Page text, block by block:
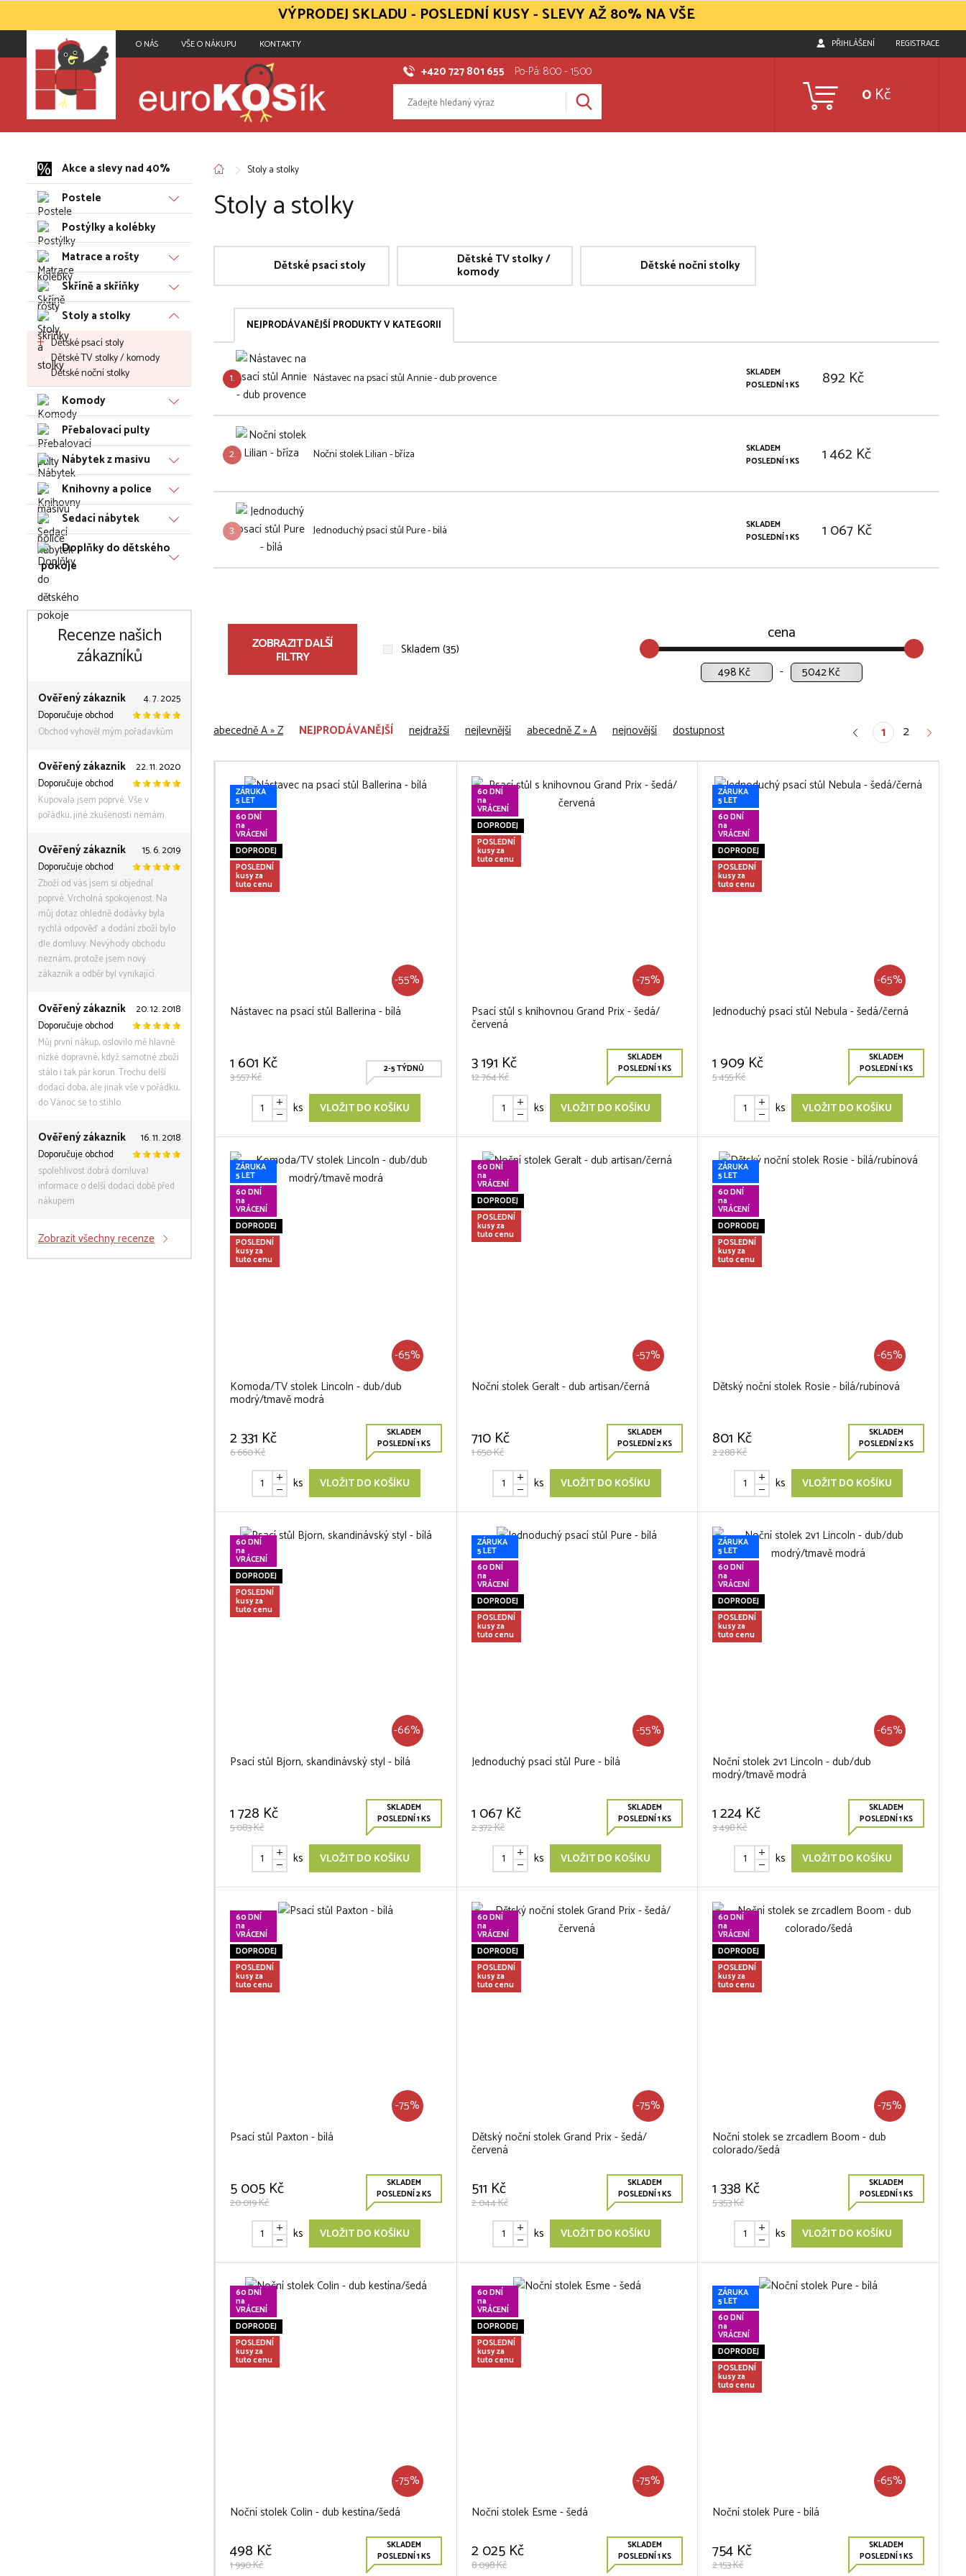
O NÁS VŠE O NÁKUPU KONTAKTY PŘIHLÁŠENÍ REGISTRACE
+420 727 801 655 Po-Pá: 8:00 - 15:00
0 Kč
Akce a slevy nad 40%
Postele
Postýlky a kolébky
Matrace a rošty
Skříně a skříňky
Stoly a stolky
Dětské psací stoly
Dětské TV stolky / komody
Dětské noční stolky
Komody
Přebalovací pulty
Nábytek z masivu
Knihovny a police
Sedací nábytek
Doplňky do dětského
pokoje
Recenze našich
zákazníků
Ověřený zákazník
4. 7. 2025
Doporučuje obchod
Obchod vyhověl mým pořadavkům.
Ověřený zákazník
22. 11. 2020
Doporučuje obchod
Kupovala jsem poprvé. Vše v
pořádku, jiné zkušenosti nemám.
Ověřený zákazník
15. 6. 2019
Doporučuje obchod
Zboží od vás jsem si objednal
poprvé. Vrcholná spokojenost. Na
můj dotaz ohledně dodávky byla
rychlá odpověď a dodání zboží bylo
dle domluvy. Nevýhody obchodu
neznám, protože jsem nový
zákazník a odběr byl vynikající.
Ověřený zákazník
20. 12. 2018
Doporučuje obchod
Můj první nákup, oslovilo mě hlavně
nízké dopravné, když samotné zboží
stálo i tak pár korun. Trochu delší
dodací doba, ale jinak vše v pořádku,
do Vánoc se to stihlo.
Ověřený zákazník
16. 11. 2018
Doporučuje obchod
spolehlivost dobrá domluva)
informace o delší dodací době před
nákupem
Zobrazit všechny recenze
Stoly a stolky
Stoly a stolky
Dětské psací stoly Dětské TV stolky /
komody Dětské noční stolky
NEJPRODÁVANĚJŠÍ PRODUKTY V KATEGORII
1. Nástavec na psací stůl Annie - dub provence
SKLADEM
POSLEDNÍ 1 KS
892 Kč
2. Noční stolek Lilian - bříza
SKLADEM
POSLEDNÍ 1 KS
1 462 Kč
3. Jednoduchý psací stůl Pure - bílá
SKLADEM
POSLEDNÍ 1 KS
1 067 Kč
ZOBRAZIT DALŠÍ
FILTRY Skladem (35)
cena
Kč Kč
abecedně A » Z NEJPRODÁVANĚJŠÍ nejdražší nejlevnější abecedně Z » A nejnovější dostupnost 1 2
ZÁRUKA
5 LET
60 DNÍ
na
VRÁCENÍ
DOPRODEJ
POSLEDNÍ
kusy za
tuto cenu
-55%
Nástavec na psací stůl Ballerina - bílá
1 601 Kč
3 557 Kč
2-5 TÝDNŮ
ks VLOŽIT DO KOŠÍKU
60 DNÍ
na
VRÁCENÍ
DOPRODEJ
POSLEDNÍ
kusy za
tuto cenu
-75%
Psací stůl s knihovnou Grand Prix - šedá/
červená
3 191 Kč
12 764 Kč
SKLADEM
POSLEDNÍ 1 KS
ks VLOŽIT DO KOŠÍKU
ZÁRUKA
5 LET
60 DNÍ
na
VRÁCENÍ
DOPRODEJ
POSLEDNÍ
kusy za
tuto cenu
-65%
Jednoduchý psací stůl Nebula - šedá/černá
1 909 Kč
5 455 Kč
SKLADEM
POSLEDNÍ 1 KS
ks VLOŽIT DO KOŠÍKU
ZÁRUKA
5 LET
60 DNÍ
na
VRÁCENÍ
DOPRODEJ
POSLEDNÍ
kusy za
tuto cenu
-65%
Komoda/TV stolek Lincoln - dub/dub
modrý/tmavě modrá
2 331 Kč
6 660 Kč
SKLADEM
POSLEDNÍ 1 KS
ks VLOŽIT DO KOŠÍKU
60 DNÍ
na
VRÁCENÍ
DOPRODEJ
POSLEDNÍ
kusy za
tuto cenu
-57%
Noční stolek Geralt - dub artisan/černá
710 Kč
1 650 Kč
SKLADEM
POSLEDNÍ 2 KS
ks VLOŽIT DO KOŠÍKU
ZÁRUKA
5 LET
60 DNÍ
na
VRÁCENÍ
DOPRODEJ
POSLEDNÍ
kusy za
tuto cenu
-65%
Dětský noční stolek Rosie - bílá/rubínová
801 Kč
2 288 Kč
SKLADEM
POSLEDNÍ 2 KS
ks VLOŽIT DO KOŠÍKU
60 DNÍ
na
VRÁCENÍ
DOPRODEJ
POSLEDNÍ
kusy za
tuto cenu
-66%
Psací stůl Bjorn, skandinávský styl - bílá
1 728 Kč
5 083 Kč
SKLADEM
POSLEDNÍ 1 KS
ks VLOŽIT DO KOŠÍKU
ZÁRUKA
5 LET
60 DNÍ
na
VRÁCENÍ
DOPRODEJ
POSLEDNÍ
kusy za
tuto cenu
-55%
Jednoduchý psací stůl Pure - bílá
1 067 Kč
2 372 Kč
SKLADEM
POSLEDNÍ 1 KS
ks VLOŽIT DO KOŠÍKU
ZÁRUKA
5 LET
60 DNÍ
na
VRÁCENÍ
DOPRODEJ
POSLEDNÍ
kusy za
tuto cenu
-65%
Noční stolek 2v1 Lincoln - dub/dub
modrý/tmavě modrá
1 224 Kč
3 498 Kč
SKLADEM
POSLEDNÍ 1 KS
ks VLOŽIT DO KOŠÍKU
60 DNÍ
na
VRÁCENÍ
DOPRODEJ
POSLEDNÍ
kusy za
tuto cenu
-75%
Psací stůl Paxton - bílá
5 005 Kč
20 019 Kč
SKLADEM
POSLEDNÍ 2 KS
ks VLOŽIT DO KOŠÍKU
60 DNÍ
na
VRÁCENÍ
DOPRODEJ
POSLEDNÍ
kusy za
tuto cenu
-75%
Dětský noční stolek Grand Prix - šedá/
červená
511 Kč
2 044 Kč
SKLADEM
POSLEDNÍ 1 KS
ks VLOŽIT DO KOŠÍKU
60 DNÍ
na
VRÁCENÍ
DOPRODEJ
POSLEDNÍ
kusy za
tuto cenu
-75%
Noční stolek se zrcadlem Boom - dub
colorado/šedá
1 338 Kč
5 353 Kč
SKLADEM
POSLEDNÍ 1 KS
ks VLOŽIT DO KOŠÍKU
60 DNÍ
na
VRÁCENÍ
DOPRODEJ
POSLEDNÍ
kusy za
tuto cenu
-75%
Noční stolek Colin - dub kestína/šedá
498 Kč
1 990 Kč
SKLADEM
POSLEDNÍ 1 KS
60 DNÍ
na
VRÁCENÍ
DOPRODEJ
POSLEDNÍ
kusy za
tuto cenu
-75%
Noční stolek Esme - šedá
2 025 Kč
8 098 Kč
SKLADEM
POSLEDNÍ 1 KS
ZÁRUKA
5 LET
60 DNÍ
na
VRÁCENÍ
DOPRODEJ
POSLEDNÍ
kusy za
tuto cenu
-65%
Noční stolek Pure - bílá
754 Kč
2 153 Kč
SKLADEM
POSLEDNÍ 1 KS
VÝPRODEJ SKLADU - POSLEDNÍ KUSY - SLEVY AŽ 80% NA VŠE